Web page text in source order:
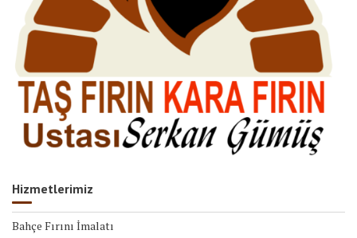
Hizmetlerimiz
Bahçe Fırını İmalatı